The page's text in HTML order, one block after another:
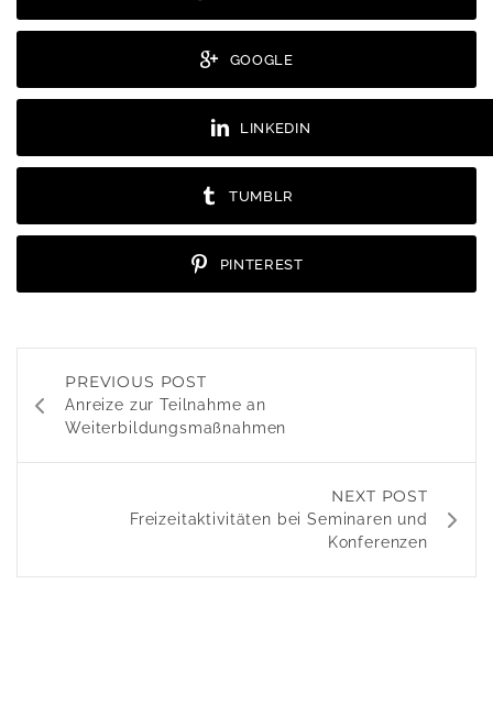
GOOGLE
LINKEDIN
TUMBLR
PINTEREST
PREVIOUS POST
Anreize zur Teilnahme an
Weiterbildungsmaßnahmen
NEXT POST
Freizeitaktivitäten bei Seminaren und
Konferenzen